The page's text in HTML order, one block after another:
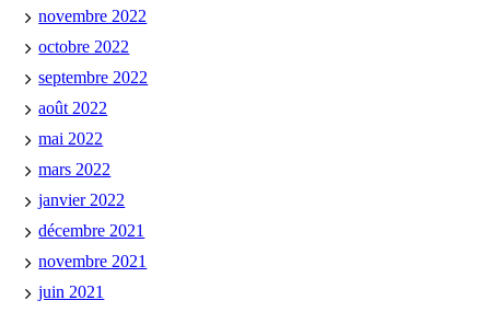
novembre 2022
octobre 2022
septembre 2022
août 2022
mai 2022
mars 2022
janvier 2022
décembre 2021
novembre 2021
juin 2021